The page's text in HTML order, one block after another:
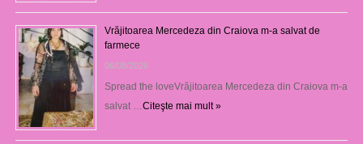
Vrăjitoarea Mercedeza din Craiova m-a salvat de
farmece
06/08/2026
Spread the loveVrăjitoarea Mercedeza din Craiova m-a
salvat …Citeşte mai mult »